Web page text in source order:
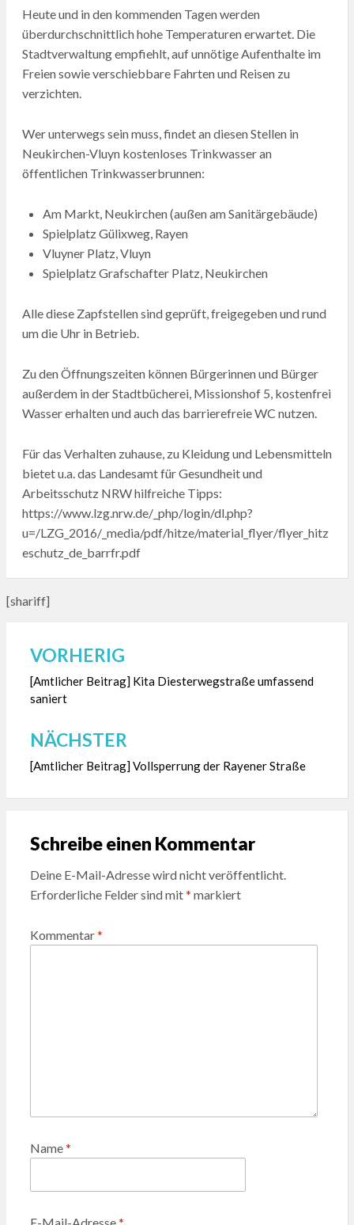
Heute und in den kommenden Tagen werden
überdurchschnittlich hohe Temperaturen erwartet. Die
Stadtverwaltung empfiehlt, auf unnötige Aufenthalte im
Freien sowie verschiebbare Fahrten und Reisen zu
verzichten.
Wer unterwegs sein muss, findet an diesen Stellen in
Neukirchen-Vluyn kostenloses Trinkwasser an
öffentlichen Trinkwasserbrunnen:
Am Markt, Neukirchen (außen am Sanitärgebäude)
Spielplatz Gülixweg, Rayen
Vluyner Platz, Vluyn
Spielplatz Grafschafter Platz, Neukirchen
Alle diese Zapfstellen sind geprüft, freigegeben und rund
um die Uhr in Betrieb.
Zu den Öffnungszeiten können Bürgerinnen und Bürger
außerdem in der Stadtbücherei, Missionshof 5, kostenfrei
Wasser erhalten und auch das barrierefreie WC nutzen.
Für das Verhalten zuhause, zu Kleidung und Lebensmitteln
bietet u.a. das Landesamt für Gesundheit und
Arbeitsschutz NRW hilfreiche Tipps:
https://www.lzg.nrw.de/_php/login/dl.php?
u=/LZG_2016/_media/pdf/hitze/material_flyer/flyer_hitz
eschutz_de_barrfr.pdf
[shariff]
Beitragsnavigation
VORHERIG
[Amtlicher Beitrag] Kita Diesterwegstraße umfassend
saniert
NÄCHSTER
[Amtlicher Beitrag] Vollsperrung der Rayener Straße
Schreibe einen Kommentar
Deine E-Mail-Adresse wird nicht veröffentlicht.
Erforderliche Felder sind mit* markiert
Kommentar*
Name*